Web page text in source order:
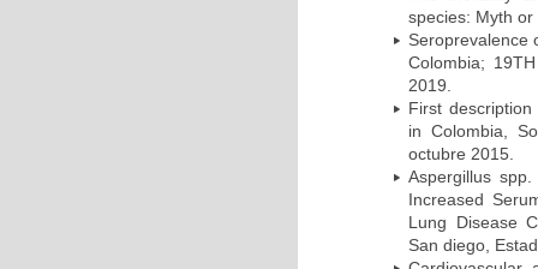
species: Myth
Seroprevalence
Colombia;
2019.
First
in Colombia,
octubre 2015.
Aspergillus
Increased
Lung Disease
San diego,